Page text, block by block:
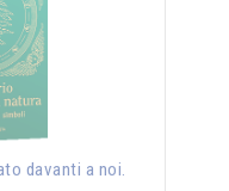
davanti a noi.